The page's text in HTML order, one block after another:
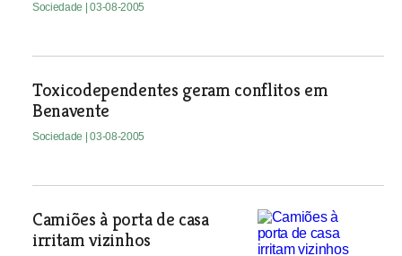
Sociedade | 03-08-2005
Toxicodependentes geram conflitos em
Benavente
Sociedade | 03-08-2005
Camiões à porta de casa
irritam vizinhos